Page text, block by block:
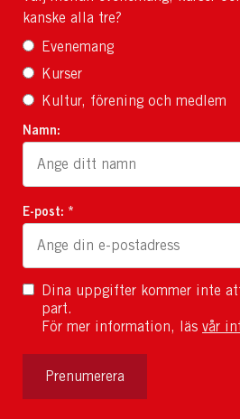
kanske alla tre?
Evenemang
Kurser
Kultur, förening och medlem
Namn:
E-post: *
Dina uppgifter kommer inte
part.
För mer information, läs vår
Prenumerera